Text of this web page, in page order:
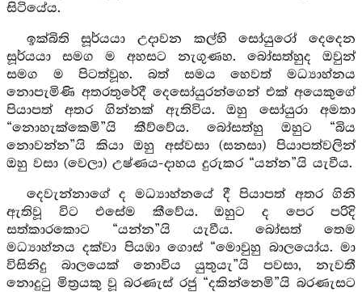
සිටියේය.
ඉක්බිති සූර්යයා උදාවන කල්හි සෝයුරෝ දෙදෙන
සූර්යයා සමග ම අහසට නැගුණහ. බෝසත්හුද ඔවුන්
සමග ම පිටත්වූහ. බත් සමය හෙවත් මධ්‍යාහ්නය
නොපැමිණි අතරතුරේදී දෙසෝයුරන්ගෙන් එක් අයෙකුගේ
පියාපත් අතර ගින්නක් ඇතිවිය. ඔහු සෝයුරා අමතා
“නොහැක්කෙමි”යි කීව්වේය. බෝසත්හු ඔහුට “බිය
නොවන්න”යි කියා ඔහු අස්වසා (සනසා) පියාපත්වලින්
ඔහු වසා (වෙලා) උෂ්ණය-දාහය දුරුකර “යන්න”යි යැවීය.
දෙවැන්නාගේ ද මධ්‍යාහ්නයේ දී පියාපත් අතර ගිනි
ඇතිවූ විට එසේම කීවේය. ඔහුට ද පෙර පරිදි
සත්කාරකොට “යන්න”යි යැවීය. බෝසත් තෙම
මධ්‍යාහ්නය දක්වා පියඹා ගොස් “මොවුහු බාලයෝය. මා
විසිනිදු බාලයෙක් නොවිය යුතුයැ”යි පවසා, නැවතී
නොදුටු මිත්‍රයකු වූ බරණැස් රජු “දකින්නෙමි”යි බරණැසට